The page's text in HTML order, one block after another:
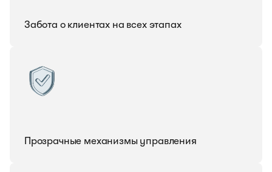
Забота о клиентах на всех этапах
Прозрачные механизмы управления